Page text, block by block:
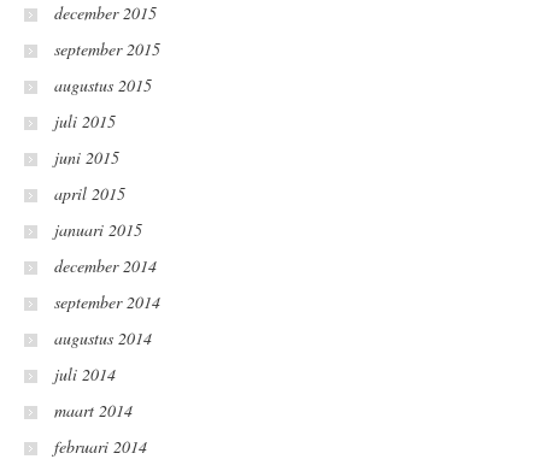
december 2015
september 2015
augustus 2015
juli 2015
juni 2015
april 2015
januari 2015
december 2014
september 2014
augustus 2014
juli 2014
maart 2014
februari 2014